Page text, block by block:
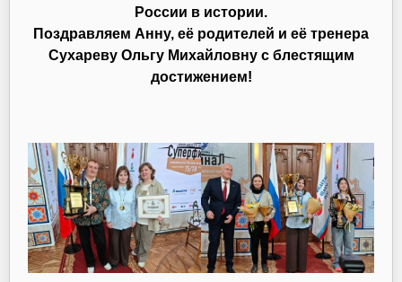
России в истории.
Поздравляем Анну, её родителей и её тренера
Сухареву Ольгу Михайловну с блестящим
достижением!